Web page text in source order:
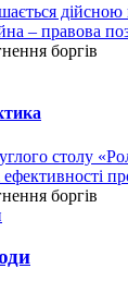
– правова
боргiв
столу
ефективності
боргiв